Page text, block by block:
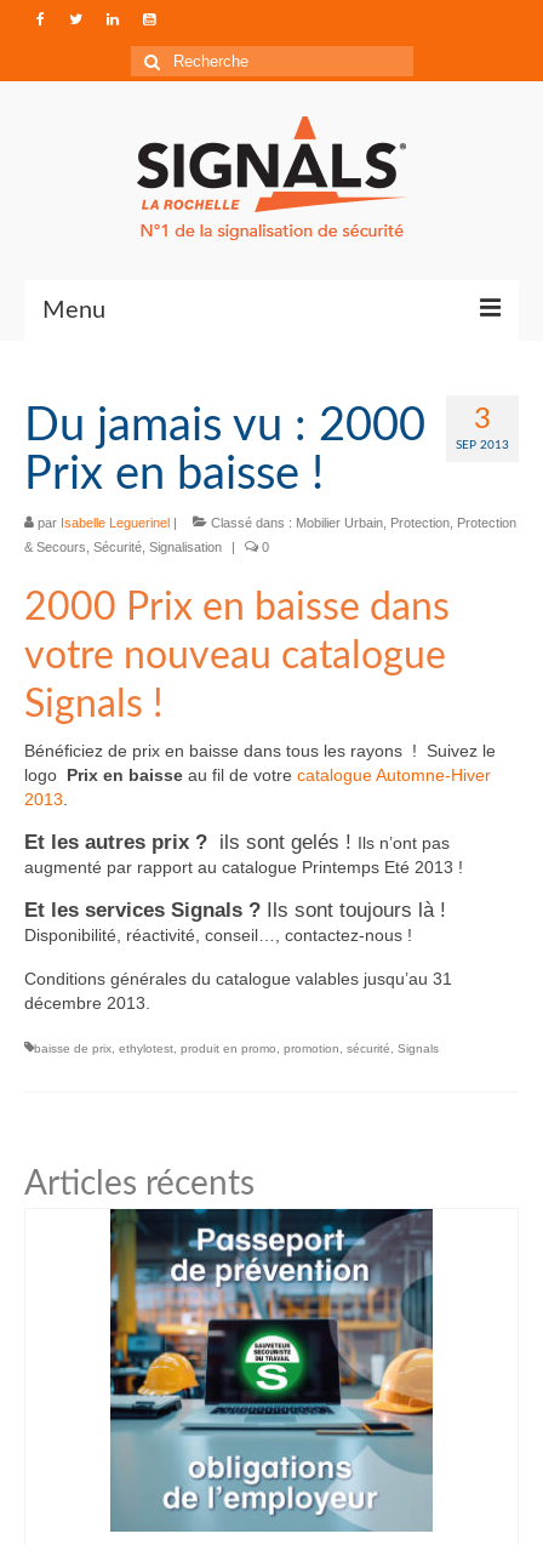
Rechercher
:
Menu
Qui sommes-nous ?
Accéder à Signals
3
SEP 2013
Du jamais vu : 2000
Prix en baisse !
par Isabelle Leguerinel | Classé dans : Mobilier Urbain Protection Protection
& Secours Sécurité Signalisation | 0
2000 Prix en baisse dans
votre nouveau catalogue
Signals !
Bénéficiez de prix en baisse dans tous les rayons ! Suivez le
logo Prix en baisse au fil de votre catalogue Automne-Hiver
2013
Et les autres prix ? ils sont gelés ! Ils n’ont pas
augmenté par rapport au catalogue Printemps Eté 2013 !
Et les services Signals ? Ils sont toujours là !
Disponibilité, réactivité, conseil…, contactez-nous !
Conditions générales du catalogue valables jusqu’au 31
décembre 2013.
baisse de prix ethylotest produit en promo promotion sécurité Signals
Articles récents